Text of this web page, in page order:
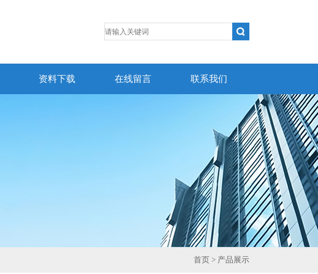
资料下载 在线留言 联系我们
首页 > 产品展示